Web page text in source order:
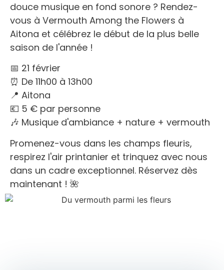
douce musique en fond sonore ? Rendez-
vous à Vermouth Among the Flowers à
Aitona et célébrez le début de la plus belle
saison de l'année !
📅 21 février
⏰ De 11h00 à 13h00
📍 Aitona
💶 5 € par personne
🎶 Musique d'ambiance + nature + vermouth
Promenez-vous dans les champs fleuris,
respirez l'air printanier et trinquez avec nous
dans un cadre exceptionnel. Réservez dès
maintenant ! 🌺